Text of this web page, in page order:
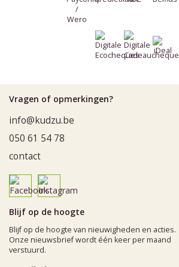
Vragen of opmerkingen?
info@kudzu.be
050 61 54 78
contact
Blijf op de hoogte
Blijf op de hoogte van nieuwigheden en acties.
Onze nieuwsbrief wordt één keer per maand
verstuurd.